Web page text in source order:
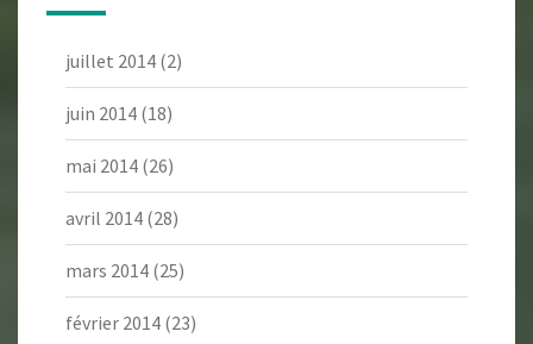
juillet 2014 (2)
juin 2014 (18)
mai 2014 (26)
avril 2014 (28)
mars 2014 (25)
février 2014 (23)